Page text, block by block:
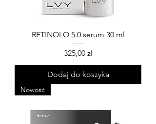
RETINOLO 5.0 serum 30 ml
Cena
325,00 zł
Dodaj do koszyka
Nowość